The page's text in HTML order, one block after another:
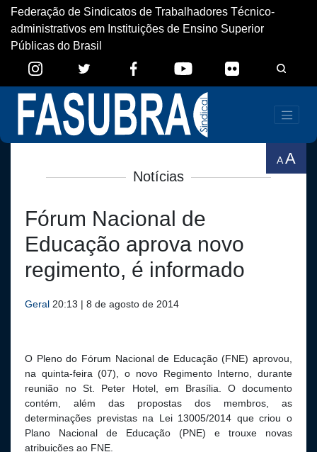
Federação de Sindicatos de Trabalhadores Técnico-
administrativos em Instituições de Ensino Superior
Públicas do Brasil
AA
Notícias
Fórum Nacional de
Educação aprova novo
regimento, é informado
Geral 20:13 | 8 de agosto de 2014
O Pleno do Fórum Nacional de Educação (FNE) aprovou,
na quinta-feira (07), o novo Regimento Interno, durante
reunião no St. Peter Hotel, em Brasília. O documento
contém, além das propostas dos membros, as
determinações previstas na Lei 13005/2014 que criou o
Plano Nacional de Educação (PNE) e trouxe novas
atribuições ao FNE.